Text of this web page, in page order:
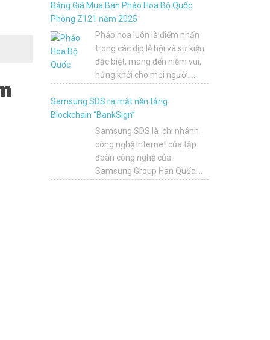
Bảng Giá Mua Bán Pháo Hoa Bộ Quốc
Phòng Z121 năm 2025
Pháo hoa luôn là điểm nhấn
trong các dịp lễ hội và sự kiện
đặc biệt, mang đến niềm vui,
hứng khởi cho mọi người.
Samsung SDS ra mắt nền tảng
Blockchain “BankSign”
Samsung SDS là chi nhánh
công nghệ Internet của tập
đoàn công nghệ của
Samsung Group Hàn Quốc.